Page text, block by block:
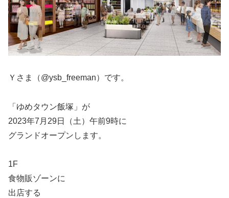
Ｙさま（@ysb_freeman）です。
「ゆめタウン飯塚」が
2023年7月29日（土）午前9時に
グランドオープンします。
1F
食物販ゾーンに
出店する